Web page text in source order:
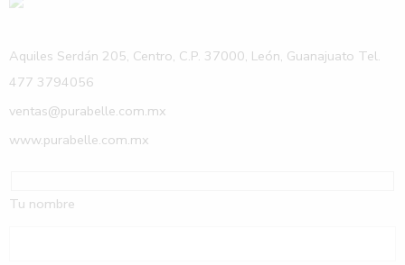
Aquiles Serdán 205, Centro, C.P. 37000, León, Guanajuato Tel.
477 3794056
ventas@purabelle.com.mx
www.purabelle.com.mx
Tu nombre